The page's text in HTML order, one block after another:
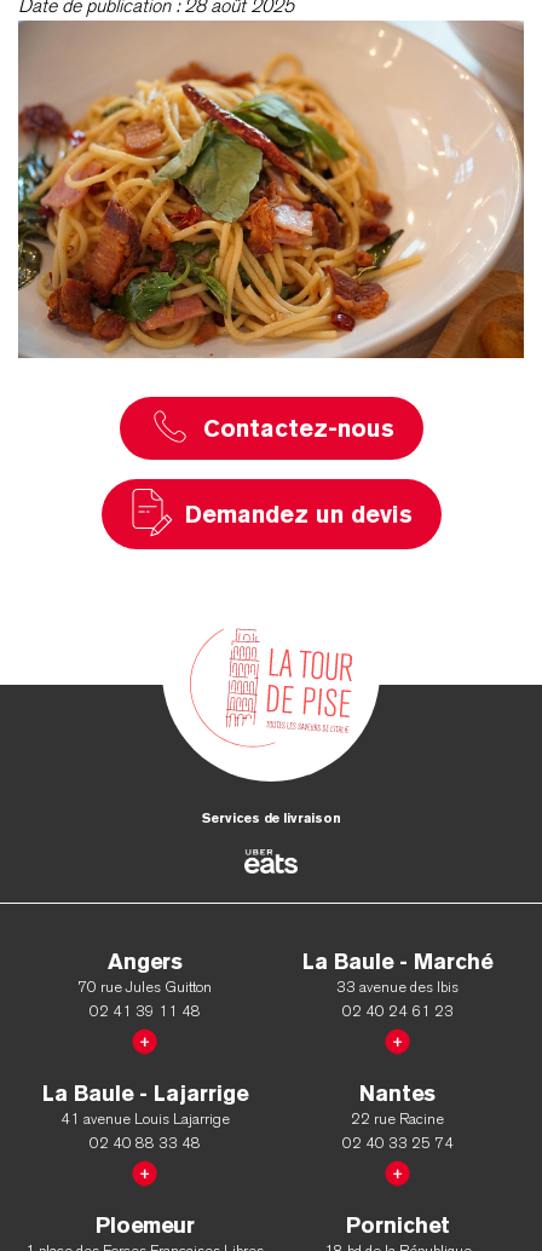
Date de publication : 28 août 2025
Contactez-nous
Demandez un devis
Services de livraison
Angers
70 rue Jules Guitton
02 41 39 11 48
La Baule - Marché
33 avenue des Ibis
02 40 24 61 23
La Baule - Lajarrige
41 avenue Louis Lajarrige
02 40 88 33 48
Nantes
22 rue Racine
02 40 33 25 74
Ploemeur Pornichet